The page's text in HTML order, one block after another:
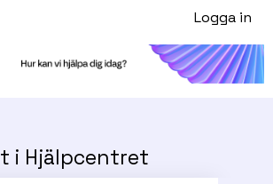
undermenyer för översättningarLogga in
i Hjälpcentret